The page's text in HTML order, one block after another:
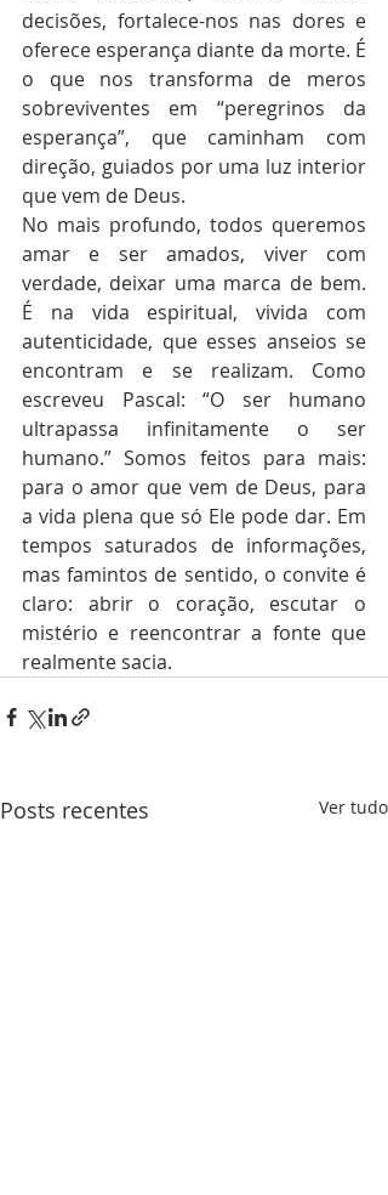
decisões, fortalece-nos nas dores e
oferece esperança diante da morte. É
o que nos transforma de meros
sobreviventes em “peregrinos da
esperança”, que caminham com
direção, guiados por uma luz interior
que vem de Deus.
No mais profundo, todos queremos
amar e ser amados, viver com
verdade, deixar uma marca de bem.
É na vida espiritual, vivida com
autenticidade, que esses anseios se
encontram e se realizam. Como
escreveu Pascal: “O ser humano
ultrapassa infinitamente o ser
humano.” Somos feitos para mais:
para o amor que vem de Deus, para
a vida plena que só Ele pode dar. Em
tempos saturados de informações,
mas famintos de sentido, o convite é
claro: abrir o coração, escutar o
mistério e reencontrar a fonte que
realmente sacia.
Posts recentes Ver tudo